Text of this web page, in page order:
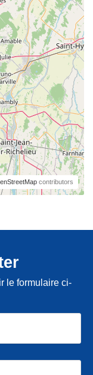
contributors
le formulaire ci-